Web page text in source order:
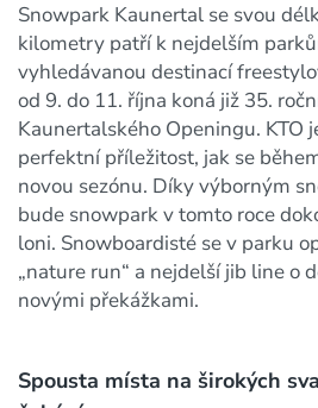
Snowpark Kaunertal se svou
kilometry patří k nejdelším
vyhledávanou destinací
od 9. do 11. října koná již 35.
Kaunertalského Openingu. KTO
perfektní příležitost, jak se
novou sezónu. Díky výborným
bude snowpark v tomto roce
loni. Snowboardisté se v parku
„nature run“ a nejdelší jib line o
novými překážkami.
Spousta místa na širokých